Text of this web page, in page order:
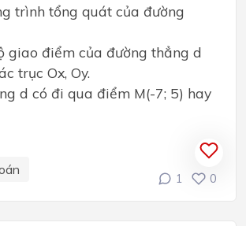
trình tổng quát của đường
giao điểm của đường thẳng d
trục Ox, Oy.
d có đi qua điểm M(-7; 5) hay
1 0